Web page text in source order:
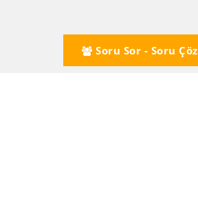
Soru Sor - Soru Çöz